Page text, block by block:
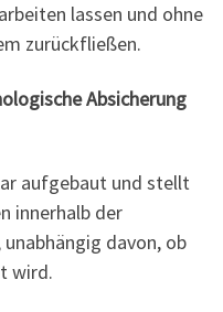
lassen und ohne
zurückfließen.
Absicherung
aufgebaut und stellt
innerhalb der
davon, ob
wird.